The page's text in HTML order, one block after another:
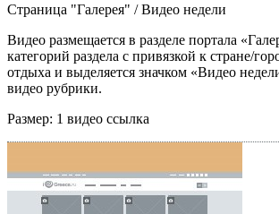
Страница "Галерея" / Видео недели
Видео размещается в разделе портала
категорий раздела с привязкой к стране/
отдыха и выделяется значком «Видео
видео рубрики.
Размер: 1 видео ссылка